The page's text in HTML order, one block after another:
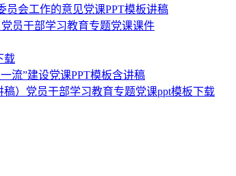
员会工作的意见党课PPT模板讲稿
员干部学习教育专题党课课件
载
流”建设党课PPT模板含讲稿
）党员干部学习教育专题党课ppt模板下载